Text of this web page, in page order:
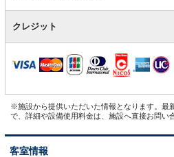
クレジット
※施設から提供いただいた情報となります。最
で、詳細や設備使用料金は、施設へ直接お問い
客室情報